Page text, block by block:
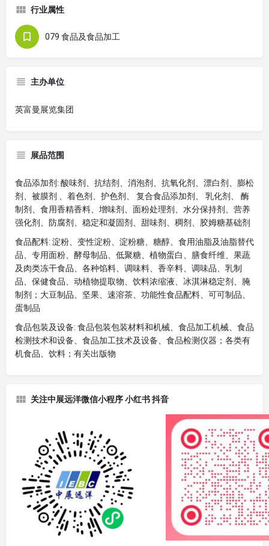
行业属性
079 食品及食品加工
主办单位
英富曼展览集团
展品范围
食品添加剂: 酸味剂、抗结剂、消泡剂、抗氧化剂、漂白剂、膨松
剂、被膜剂 、着色剂、护色剂、 复合食品添加剂、 乳化剂、 酶
制剂、食用香精香料、增味剂、面粉处理剂、水分保持剂、营养
强化剂、防腐剂、稳定和凝固剂、甜味剂、稠剂、胶姆糖基础剂
食品配料: 淀粉、变性淀粉、淀粉糖、糖醇、食用油脂及油脂替代
品、专用面粉、酵母制品、低聚糖、植物蛋白、膳食纤维、果蔬
及肉类冻干食品、各种馅料、调味料、香辛料、调味品、乳制
品、保健食品、动植物提取物、饮料浓缩液、冰淇淋稳定剂、腌
制剂；大豆制品、坚果、速溶茶、功能性食品配料、可可制品、
蛋制品
食品包装及设备: 食品包装包装材料和机械、食品加工机械、食品
检测技术和设备、食品加工技术及设备、食品检测仪器；各类有
机食品、饮料；有关出版物
关注中展远洋微信小程序 小红书 抖音